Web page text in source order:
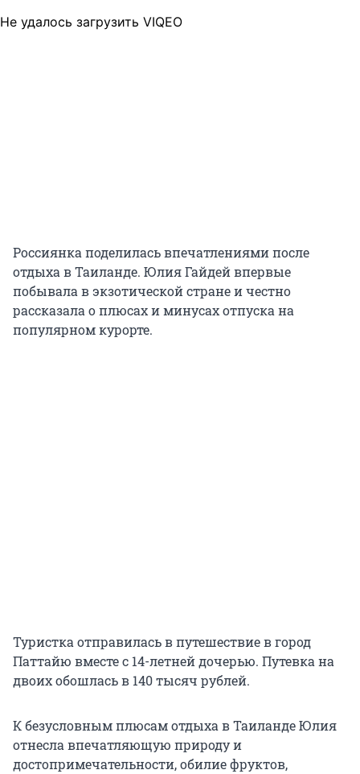
Не удалось загрузить VIQEO
Россиянка поделилась впечатлениями после
отдыха в Таиланде. Юлия Гайдей впервые
побывала в экзотической стране и честно
рассказала о плюсах и минусах отпуска на
популярном курорте.
Туристка отправилась в путешествие в город
Паттайю вместе с 14-летней дочерью. Путевка на
двоих обошлась в 140 тысяч рублей.
К безусловным плюсам отдыха в Таиланде Юлия
отнесла впечатляющую природу и
достопримечательности, обилие фруктов,